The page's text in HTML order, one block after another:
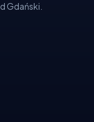
Gdański.